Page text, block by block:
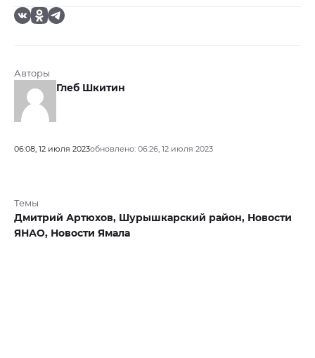
Авторы
Глеб Шкитин
06:08, 12 июля 2023обновлено: 06:26, 12 июля 2023
Темы
Дмитрий Артюхов, Шурышкарский район, Новости
ЯНАО, Новости Ямала